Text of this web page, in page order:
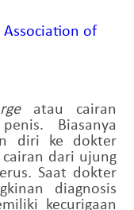
Association of
atau cairan
Biasanya
diri ke dokter
dari ujung
Saat dokter
diagnosis
kecurigaan